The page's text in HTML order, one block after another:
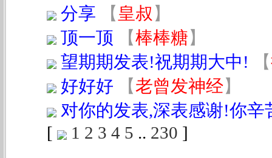
分享
【 皇叔 】
顶一顶
【棒棒糖】
望期期发表!祝期期大中!
【
好好好
【老曾发神经】
对你的发表,深表感谢!你辛
[
1 2 3 4 5 .. 230 ]